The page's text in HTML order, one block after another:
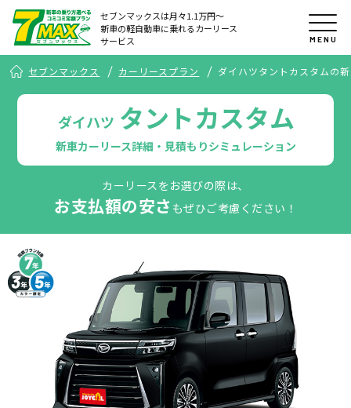
セブンマックスは月々1.1万円〜
新車の軽自動車に乗れるカーリース
サービス
MENU
セブンマックス カーリースプラン ダイハツタントカスタムの
ダイハツ タントカスタム
新車カーリース詳細・見積もりシミュレーション
カーリースをお選びの際は、
お支払額の安さ もぜひご考慮ください！